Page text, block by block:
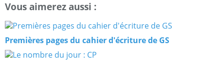
Vous aimerez aussi :
Premières pages du cahier d'écriture de GS